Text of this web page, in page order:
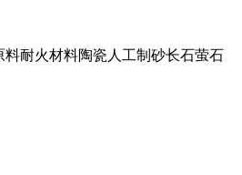
耐火材料陶瓷人工制砂长石萤石